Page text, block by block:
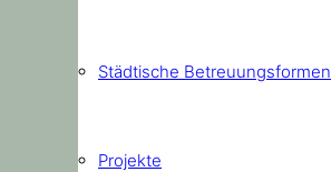
Städtische Betreuungsformen
Projekte